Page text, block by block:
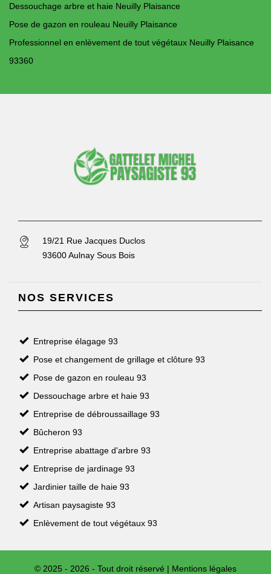
Dessouchage arbre et haie Neuilly Plaisance
Pose de gazon en rouleau Neuilly Plaisance
Professionnel en enlèvement de tout végétaux Neuilly Plaisance
93360
19/21 Rue Jacques Duclos
93600 Aulnay Sous Bois
NOS SERVICES
Entreprise élagage 93
Pose et changement de grillage et clôture 93
Pose de gazon en rouleau 93
Dessouchage arbre et haie 93
Entreprise de débroussaillage 93
Bûcheron 93
Entreprise abattage d'arbre 93
Entreprise de jardinage 93
Jardinier taille de haie 93
Artisan paysagiste 93
Enlèvement de tout végétaux 93
© 2025 - 2026 - Tout droit réservé | Mentions légales